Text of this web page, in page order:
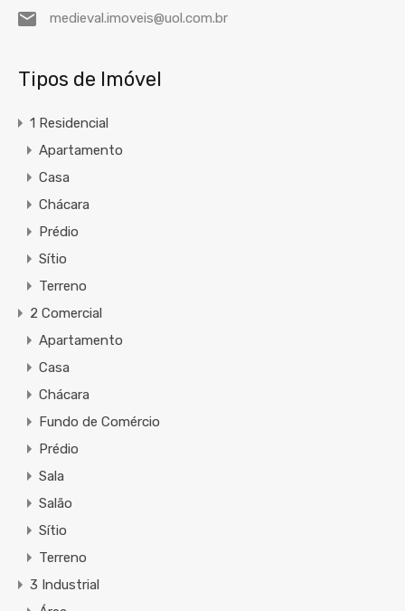
medieval.imoveis@uol.com.br
Tipos de Imóvel
1 Residencial
Apartamento
Casa
Chácara
Prédio
Sítio
Terreno
2 Comercial
Apartamento
Casa
Chácara
Fundo de Comércio
Prédio
Sala
Salão
Sítio
Terreno
3 Industrial